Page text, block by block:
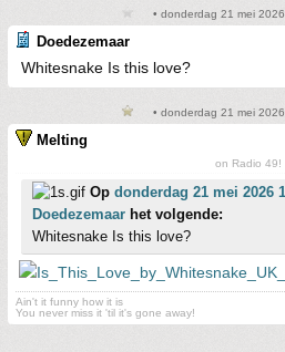
• donderdag 21 mei
Doedezemaar
Whitesnake Is this love?
• donderdag 21 mei
Melting
on Radio 49!
Op donderdag 21 mei 2026
Doedezemaar het volgende:
Whitesnake Is this love?
Ain't it funny how it is
You never miss it 'til it's gone away!